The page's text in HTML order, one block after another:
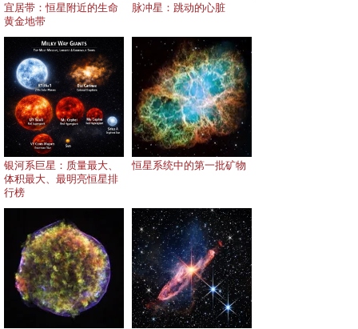
宜居带：恒星附近的生命
黄金地带
脉冲星：跳动的心脏
银河系巨星：质量最大、
体积最大、最明亮恒星排
行榜
恒星系统中的第一批矿物